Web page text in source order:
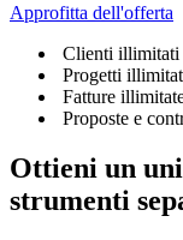
Approfitta dell'offerta
Clienti illimitati
Progetti
Fatture
Proposte e
Ottieni un
strumenti